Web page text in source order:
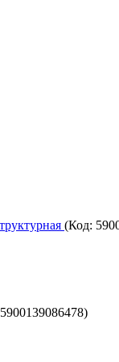
(Код:
5900139086478)